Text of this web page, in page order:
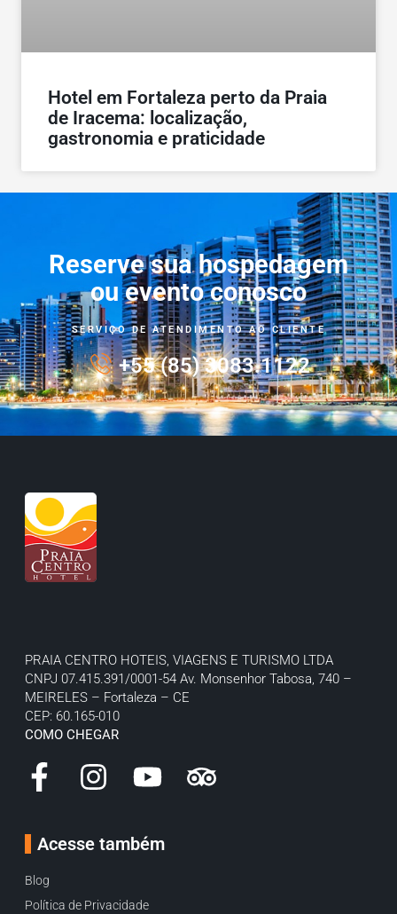
Hotel em Fortaleza perto da Praia
de Iracema: localização,
gastronomia e praticidade
Reserve sua hospedagem
ou evento conosco
SERVIÇO DE ATENDIMENTO AO CLIENTE
+55 (85) 3083.1122
PRAIA CENTRO HOTEIS, VIAGENS E TURISMO LTDA
CNPJ 07.415.391/0001-54 Av. Monsenhor Tabosa, 740 –
MEIRELES – Fortaleza – CE
CEP: 60.165-010
COMO CHEGAR
Acesse também
Blog
Política de Privacidade